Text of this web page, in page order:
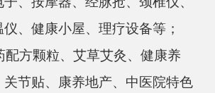
、健康小屋、理疗设备等；
配方颗粒、艾草艾灸、健康养
节贴、康养地产、中医院特色